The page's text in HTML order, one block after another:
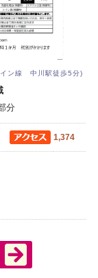
ン線 中川駅徒歩5分)
分
1,374